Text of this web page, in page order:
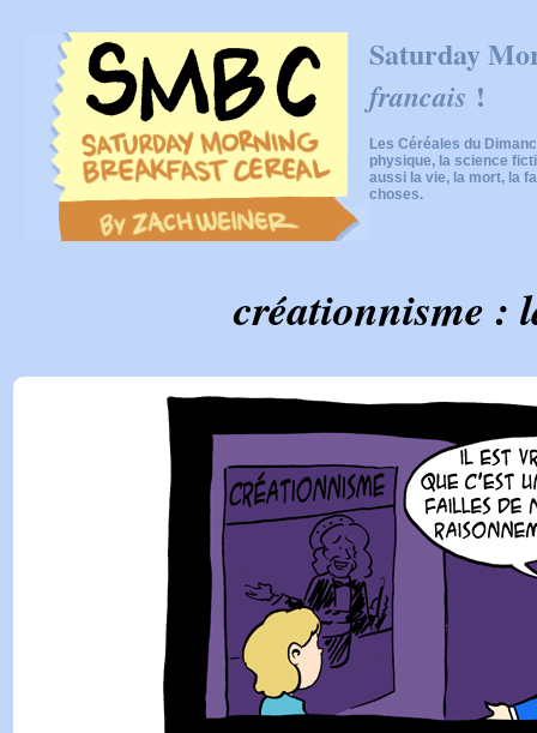
Saturday
francais !
Les Céréales du
physique, la science
aussi la vie, la mort, la
choses.
créationnisme :